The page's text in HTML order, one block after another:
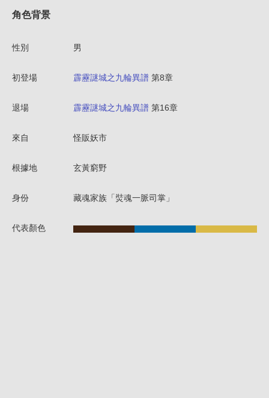
角色背景
性別 男
初登場 霹靂謎城之九輪異譜 第8章
退場 霹靂謎城之九輪異譜 第16章
來自 怪販妖市
根據地 玄黃窮野
身份 藏魂家族「焋魂一脈司掌」
代表顏色